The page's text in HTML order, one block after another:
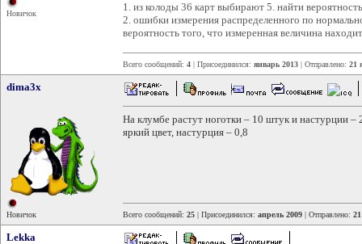
Новичок
1. из колоды 36 карт выбирают 5. найти
2. ошибки измерения распределенного по
вероятность того, что измеренная величина
Всего сообщений: 4 | Присоединился: январь 2013 | Отправлено: 21
dima3x
Новичок
На клумбе растут ноготки – 10 штук и настурции
яркий цвет, настурция – 0,8
Всего сообщений: 25 | Присоединился: апрель 2009 | Отправлено:
Lekka